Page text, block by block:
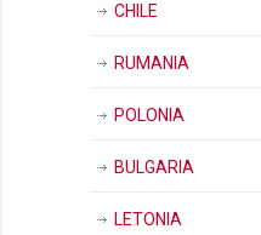
CHILE
RUMANIA
POLONIA
BULGARIA
LETONIA